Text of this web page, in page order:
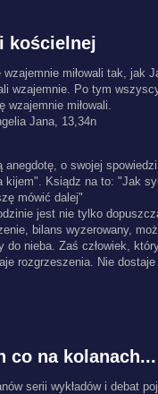
kościelnej
miłowali tak, jak
wzajemnie. Po tym
miłowali.
Jana, 13,34n
anegdotę, o swojej
kijem". Ksiądz na to: "Jak
mówić dalej"
jest nie tylko
bilans wyzerowany,
do nieba. Zaś człowiek,
rozgrzeszenia. Nie
co na kolanach...
serii wykładów i debat